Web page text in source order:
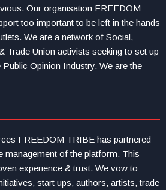
Our organisation FREEDOM
too important to be left in the hands
We are a network of Social,
Trade Union activists seeking to set up
Public Opinion Industry. We are the
FREEDOM TRIBE has partnered
management of the platform. This
experience & trust. We vow to
start ups, authors, artists, trade